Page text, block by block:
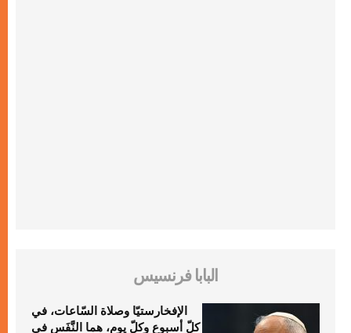
البابا فرنسيس
الإفخارستيّا وصلاة السّاعات، في
كلّ أسبوع وكلّ يوم، هما النَّفَس في